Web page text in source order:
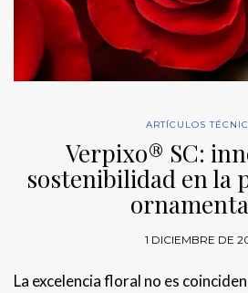
ARTÍCULOS
Verpixo® SC:
sostenibilidad en la
1 DICIEMBRE DE
La excelencia floral no es